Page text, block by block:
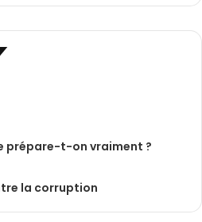
prépare-t-on vraiment ?
la corruption